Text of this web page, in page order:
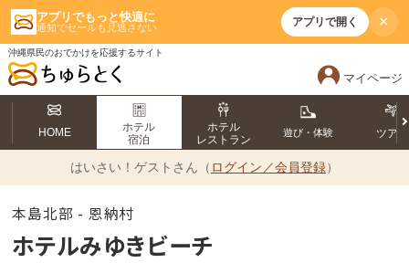
アプリでもっと快適に
通知でセールも見逃さない アプリで開く ×
沖縄県民のおでかけを応援するサイト
マイページ
HOME
ホテル
宿泊
ホテル
レストラン
遊び・体験 ツアー
はいさい！ ゲストさん（ ログイン／会員登録）
本島北部 - 恩納村
ホテルみゆきビーチ